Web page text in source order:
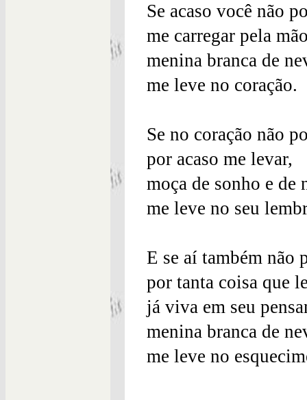
Se acaso você não
me carregar pela
menina branca de
me leve no coração.
Se no coração não
por acaso me levar,
moça de sonho e de
me leve no seu
E se aí também não
por tanta coisa que
já viva em seu
menina branca de
me leve no